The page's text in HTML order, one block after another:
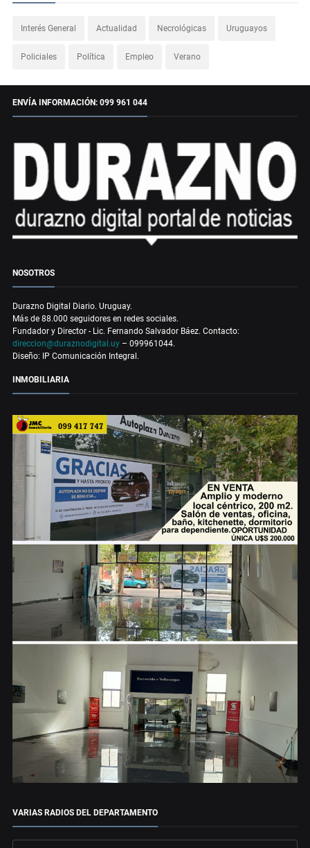
Interés General Actualidad Necrológicas Uruguayos
Policiales Política Empleo Verano
ENVÍA INFORMACIÓN: 099 961 044
NOSOTROS
Durazno Digital Diario. Uruguay.
Más de 88.000 seguidores en redes sociales.
Fundador y Director - Lic. Fernando Salvador Báez. Contacto:
direccion@duraznodigital.uy – 099961044.
Diseño: IP Comunicación Integral.
INMOBILIARIA
VARIAS RADIOS DEL DEPARTAMENTO